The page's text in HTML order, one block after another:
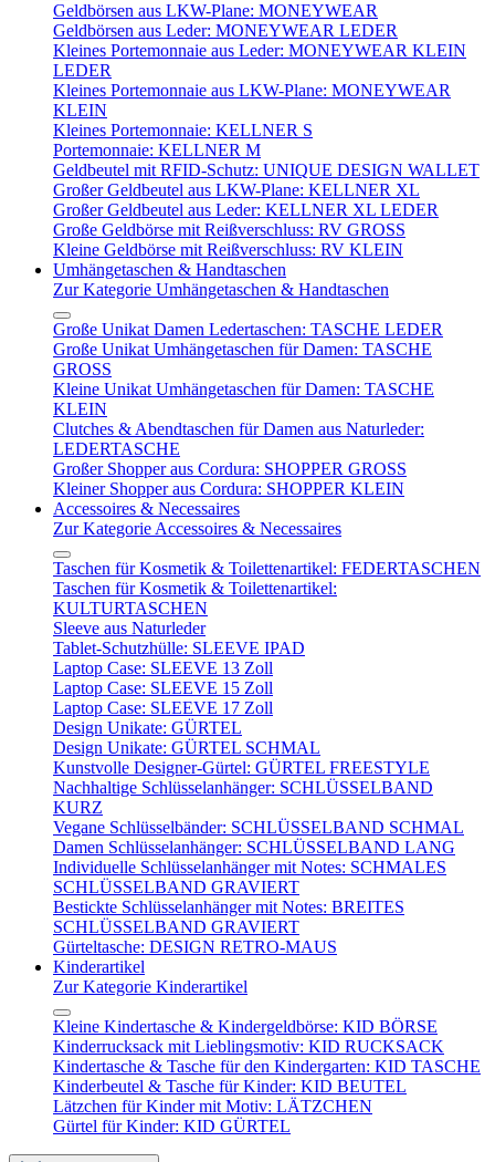
Geldbörsen aus LKW-Plane: MONEYWEAR
Geldbörsen aus Leder: MONEYWEAR LEDER
Kleines Portemonnaie aus Leder: MONEYWEAR KLEIN
LEDER
Kleines Portemonnaie aus LKW-Plane: MONEYWEAR
KLEIN
Kleines Portemonnaie: KELLNER S
Portemonnaie: KELLNER M
Geldbeutel mit RFID-Schutz: UNIQUE DESIGN WALLET
Großer Geldbeutel aus LKW-Plane: KELLNER XL
Großer Geldbeutel aus Leder: KELLNER XL LEDER
Große Geldbörse mit Reißverschluss: RV GROSS
Kleine Geldbörse mit Reißverschluss: RV KLEIN
Umhängetaschen & Handtaschen
Zur Kategorie Umhängetaschen & Handtaschen
Große Unikat Damen Ledertaschen: TASCHE LEDER
Große Unikat Umhängetaschen für Damen: TASCHE
GROSS
Kleine Unikat Umhängetaschen für Damen: TASCHE
KLEIN
Clutches & Abendtaschen für Damen aus Naturleder:
LEDERTASCHE
Großer Shopper aus Cordura: SHOPPER GROSS
Kleiner Shopper aus Cordura: SHOPPER KLEIN
Accessoires & Necessaires
Zur Kategorie Accessoires & Necessaires
Taschen für Kosmetik & Toilettenartikel: FEDERTASCHEN
Taschen für Kosmetik & Toilettenartikel:
KULTURTASCHEN
Sleeve aus Naturleder
Tablet-Schutzhülle: SLEEVE IPAD
Laptop Case: SLEEVE 13 Zoll
Laptop Case: SLEEVE 15 Zoll
Laptop Case: SLEEVE 17 Zoll
Design Unikate: GÜRTEL
Design Unikate: GÜRTEL SCHMAL
Kunstvolle Designer-Gürtel: GÜRTEL FREESTYLE
Nachhaltige Schlüsselanhänger: SCHLÜSSELBAND
KURZ
Vegane Schlüsselbänder: SCHLÜSSELBAND SCHMAL
Damen Schlüsselanhänger: SCHLÜSSELBAND LANG
Individuelle Schlüsselanhänger mit Notes: SCHMALES
SCHLÜSSELBAND GRAVIERT
Bestickte Schlüsselanhänger mit Notes: BREITES
SCHLÜSSELBAND GRAVIERT
Gürteltasche: DESIGN RETRO-MAUS
Kinderartikel
Zur Kategorie Kinderartikel
Kleine Kindertasche & Kindergeldbörse: KID BÖRSE
Kinderrucksack mit Lieblingsmotiv: KID RUCKSACK
Kindertasche & Tasche für den Kindergarten: KID TASCHE
Kinderbeutel & Tasche für Kinder: KID BEUTEL
Lätzchen für Kinder mit Motiv: LÄTZCHEN
Gürtel für Kinder: KID GÜRTEL